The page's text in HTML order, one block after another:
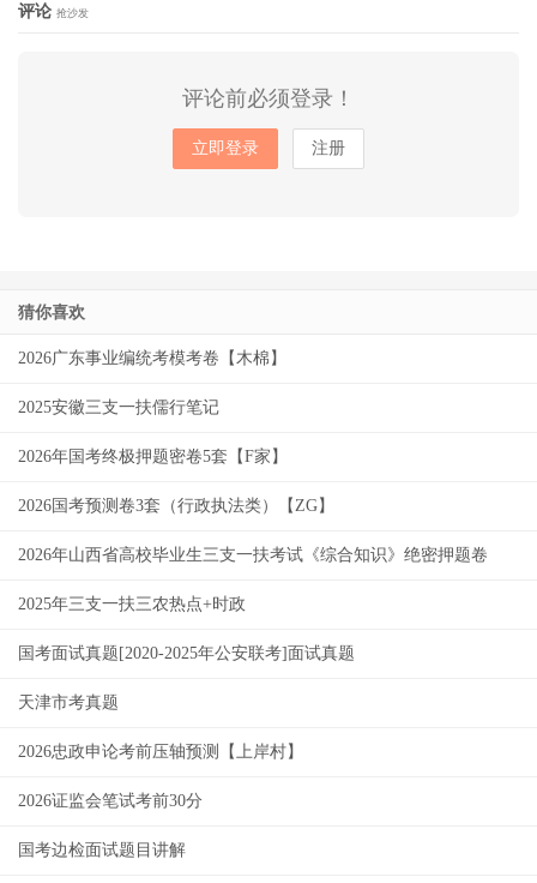
评论 抢沙发
评论前必须登录！
立即登录 注册
猜你喜欢
2026广东事业编统考模考卷【木棉】
2025安徽三支一扶儒行笔记
2026年国考终极押题密卷5套【F家】
2026国考预测卷3套（行政执法类）【ZG】
2026年山西省高校毕业生三支一扶考试《综合知识》绝密押题卷
2025年三支一扶三农热点+时政
国考面试真题[2020-2025年公安联考]面试真题
天津市考真题
2026忠政申论考前压轴预测【上岸村】
2026证监会笔试考前30分
国考边检面试题目讲解